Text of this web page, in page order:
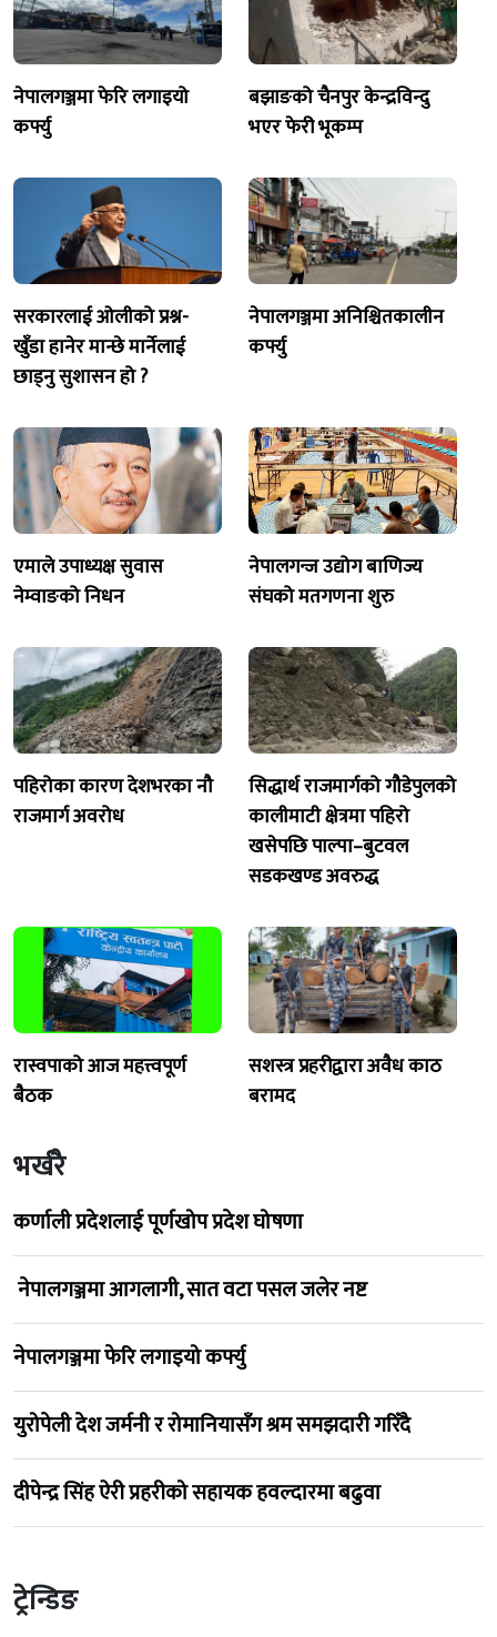
नेपालगञ्जमा फेरि लगाइयो
कर्फ्यु
बझाङको चैनपुर केन्द्रविन्दु
भएर फेरी भूकम्प
सरकारलाई ओलीको प्रश्न-
खुँडा हानेर मान्छे मार्नेलाई
छाड्नु सुशासन हो ?
नेपालगञ्जमा अनिश्चितकालीन
कर्फ्यु
एमाले उपाध्यक्ष सुवास
नेम्वाङको निधन
नेपालगन्ज उद्योग बाणिज्य
संघको मतगणना शुरु
पहिरोका कारण देशभरका नौ
राजमार्ग अवरोध
सिद्धार्थ राजमार्गको गौडेपुलको
कालीमाटी क्षेत्रमा पहिरो
खसेपछि पाल्पा–बुटवल
सडकखण्ड अवरुद्ध
रास्वपाको आज महत्त्वपूर्ण
बैठक
सशस्त्र प्रहरीद्वारा अवैध काठ
बरामद
भर्खरै
कर्णाली प्रदेशलाई पूर्णखोप प्रदेश घोषणा
नेपालगञ्जमा आगलागी, सात वटा पसल जलेर नष्ट
नेपालगञ्जमा फेरि लगाइयो कर्फ्यु
युरोपेली देश जर्मनी र रोमानियासँग श्रम समझदारी गरिँदै
दीपेन्द्र सिंह ऐरी प्रहरीको सहायक हवल्दारमा बढुवा
ट्रेन्डिङ